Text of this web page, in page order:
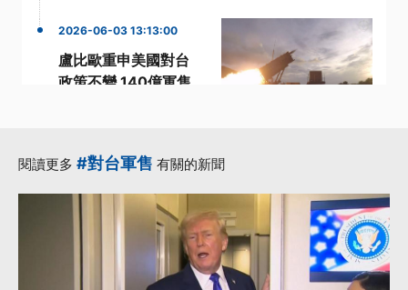
2026-06-03 13:13:00
盧比歐重申美國對台
政策不變 140億軍售
更多...
閱讀更多 #對台軍售 有關的新聞